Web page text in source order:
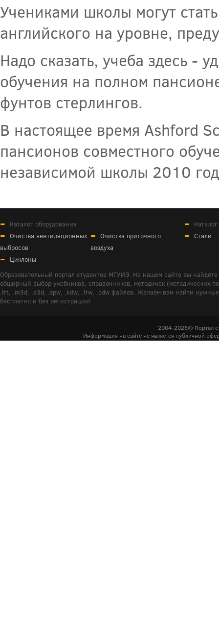
Учениками школы могут
английского на уровне,
Надо сказать, учеба здесь -
обучения на полном
фунтов стерлингов.
В настоящее время Ashford
пансионов совместного
независимой школы 2010
Каталог оборудования
Очистка вентиляционных
выбросов
Очистка приточного
воздуха
Циклоны
Стали
Образовательный портал студентов МГУИЭ. На нашем сайте вы
обширный выбор учебников, справочников, методичек (методических
.frt, .m3d, .a3d, .spw, .kdw, .frw, .cdw файлов. Желаем вам найти
бесплатно и без регистрации!
2004-2026© Портал
Информация на сайте не является публичной